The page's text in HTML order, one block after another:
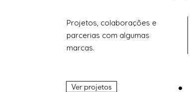
Projetos, colaborações e
parcerias com algumas
marcas.
Ver projetos